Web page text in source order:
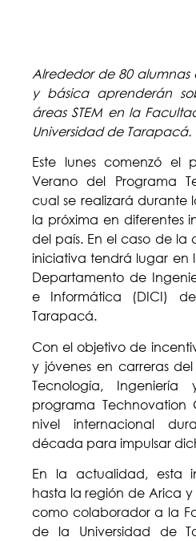
Alrededor de 80
y básica aprenderán
áreas STEM en la
Universidad de Tarapacá.
Este lunes comenzó el
Verano del Programa
cual se realizará durante
la próxima en diferentes
del país. En el caso de la
iniciativa tendrá lugar en
Departamento de
e Informática (DICI)
Tarapacá.
Con el objetivo de
y jóvenes en carreras
Tecnología,
programa
nivel internacional
década para impulsar
En la actualidad, esta
hasta la región de Arica
como colaborador a la
de la Universidad de